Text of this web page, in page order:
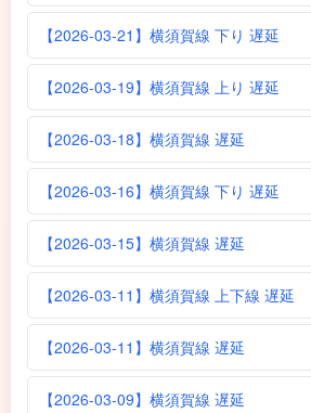
【2026-03-21】横須賀線 下り 遅延
【2026-03-19】横須賀線 上り 遅延
【2026-03-18】横須賀線 遅延
【2026-03-16】横須賀線 下り 遅延
【2026-03-15】横須賀線 遅延
【2026-03-11】横須賀線 上下線 遅延
【2026-03-11】横須賀線 遅延
【2026-03-09】横須賀線 遅延